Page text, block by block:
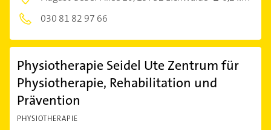
030 81 82 97 66
Physiotherapie Seidel Ute Zentrum für
Physiotherapie, Rehabilitation und
Prävention
PHYSIOTHERAPIE